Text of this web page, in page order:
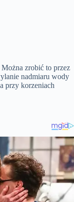
zrobić to przez
nadmiaru wody
przy korzeniach